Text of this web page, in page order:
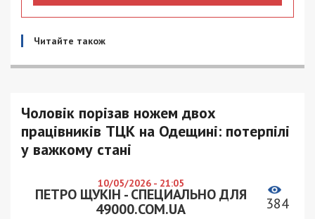
Читайте також
Чоловік порізав ножем двох
працівників ТЦК на Одещині: потерпілі
у важкому стані
10/05/2026 - 21:05
ПЕТРО ЩУКІН - СПЕЦИАЛЬНО ДЛЯ
49000.COM.UA
384